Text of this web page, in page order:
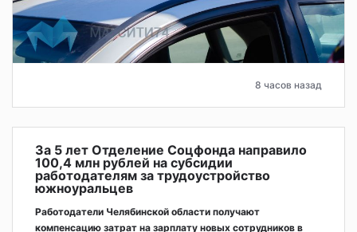
8 часов назад
За 5 лет Отделение Соцфонда направило
100,4 млн рублей на субсидии
работодателям за трудоустройство
южноуральцев
Работодатели Челябинской области получают
компенсацию затрат на зарплату новых сотрудников в